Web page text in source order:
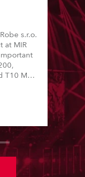
s.r.o.
at MIR
T10 MFS